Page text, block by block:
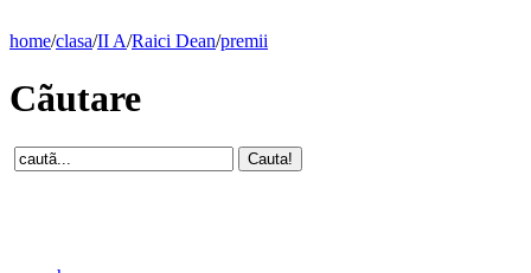
home/clasa/II A/Raici Dean/premii
Cãutare